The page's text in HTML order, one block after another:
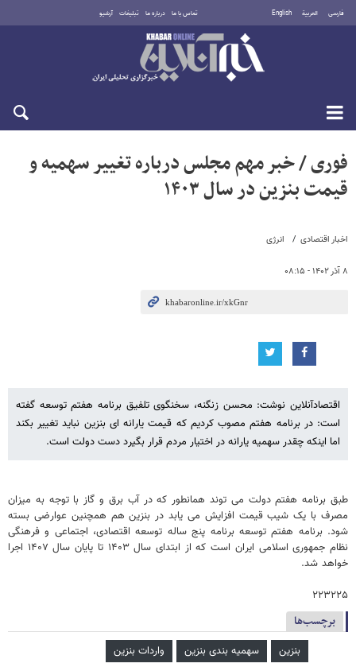
فارسی العربية English تماس با ما درباره ما تبلیغات آرشیو
جمعه ۱۶ مرداد ۱۴۰۵
اخبار اقتصادی انرژی
۸ آذر ۱۴۰۲ - ۰۸:۱۵
فوری / خبر مهم مجلس درباره تغییر سهمیه و
قیمت بنزین در سال ۱۴۰۳
اقتصادآنلاین نوشت: محسن زنگنه، سخنگوی تلفیق برنامه هفتم توسعه گفته
است: در برنامه هفتم مصوب کردیم که قیمت یارانه ای بنزین نباید تغییر بکند
اما اینکه چقدر سهمیه یارانه در اختیار مردم قرار بگیرد دست دولت است.
طبق برنامه هفتم دولت می توند همانطور که در آب برق و گاز با توجه به میزان
مصرف با یک شیب قیمت افزایش می یابد در بنزین هم همچنین عوارضی بسته
شود. برنامه هفتم توسعه برنامه پنج ساله توسعه اقتصادی، اجتماعی و فرهنگی
نظام جمهوری اسلامی ایران است که از ابتدای سال ۱۴۰۳ تا پایان سال ۱۴۰۷ اجرا
خواهد شد.
۲۲۳۲۲۵
برچسب‌ها
بنزین سهمیه بندی بنزین واردات بنزین